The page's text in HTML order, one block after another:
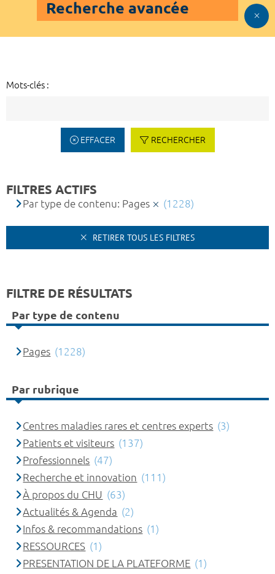
Recherche avancée
Mots-clés :
EFFACER RECHERCHER
FILTRES ACTIFS
Par type de contenu: Pages (1228)
RETIRER TOUS LES FILTRES
FILTRE DE RÉSULTATS
Par type de contenu
Pages (1228)
Par rubrique
Centres maladies rares et centres experts (3)
Patients et visiteurs (137)
Professionnels (47)
Recherche et innovation (111)
À propos du CHU (63)
Actualités & Agenda (2)
Infos & recommandations (1)
RESSOURCES (1)
PRESENTATION DE LA PLATEFORME (1)